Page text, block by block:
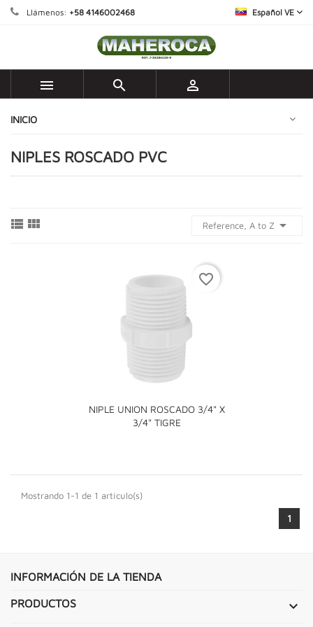
Llámenos: +58 4146002468 Español VE
  
INICIO
NIPLES ROSCADO PVC
  Reference, A to Z 
NIPLE UNION ROSCADO 3/4" X
3/4" TIGRE
favorite_border
Mostrando 1-1 de 1 artículo(s)
1
INFORMACIÓN DE LA TIENDA
PRODUCTOS 